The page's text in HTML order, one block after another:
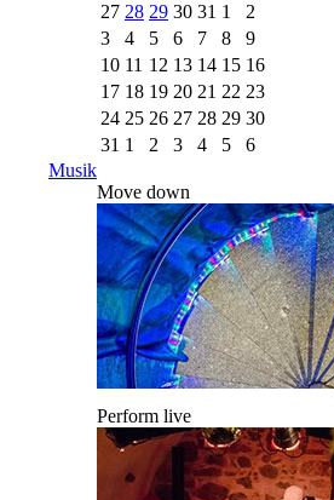
27 28 29 30 31 1
2
3
4 5 6 7 8
9
10 11 12 13 14 15 16
17 18 19 20 21 22 23
24 25 26 27 28 29 30
31 1 2 3 4 5
6
Musik
Move down
Perform live